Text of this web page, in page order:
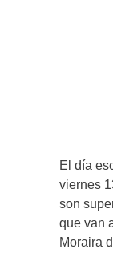
El día
viernes
son
que van
Moraira